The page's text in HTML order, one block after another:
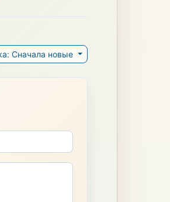
Сортировка: Сначала новые